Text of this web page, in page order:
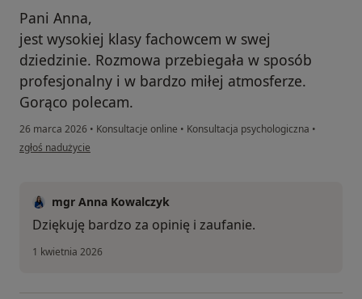
Pani Anna,
jest wysokiej klasy fachowcem w swej
dziedzinie. Rozmowa przebiegała w sposób
profesjonalny i w bardzo miłej atmosferze.
Gorąco polecam.
26 marca 2026 • Konsultacje online • Konsultacja psychologiczna •
w opinii użytkownika Szymon
zgłoś nadużycie
mgr Anna Kowalczyk
Dziękuję bardzo za opinię i zaufanie.
1 kwietnia 2026